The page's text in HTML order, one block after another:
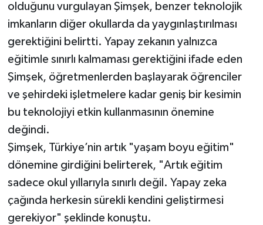
olduğunu vurgulayan Şimşek, benzer teknolojik
imkanların diğer okullarda da yaygınlaştırılması
gerektiğini belirtti. Yapay zekanın yalnızca
eğitimle sınırlı kalmaması gerektiğini ifade eden
Şimşek, öğretmenlerden başlayarak öğrenciler
ve şehirdeki işletmelere kadar geniş bir kesimin
bu teknolojiyi etkin kullanmasının önemine
değindi.
Şimşek, Türkiye’nin artık "yaşam boyu eğitim"
dönemine girdiğini belirterek, "Artık eğitim
sadece okul yıllarıyla sınırlı değil. Yapay zeka
çağında herkesin sürekli kendini geliştirmesi
gerekiyor" şeklinde konuştu.